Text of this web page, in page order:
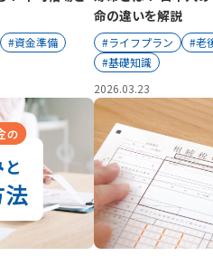
#資金準備
命の違いを解説
#ライフプラン #老
#基礎知識
2026.03.23